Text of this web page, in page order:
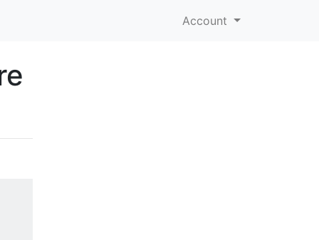
Account